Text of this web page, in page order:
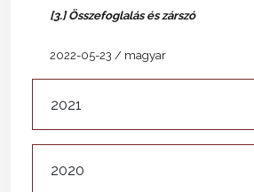
[3.] Összefoglalás és zárszó
2022-05-23 / magyar
2021
2020